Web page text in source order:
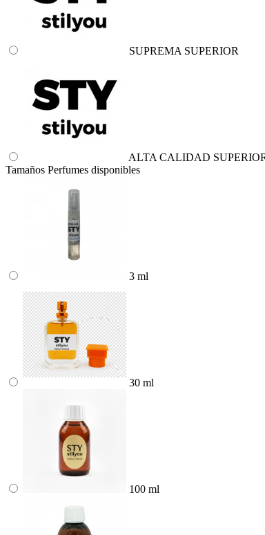
SUPREMA SUPERIOR
ALTA CALIDAD
Tamaños Perfumes disponibles
3 ml
30 ml
100 ml